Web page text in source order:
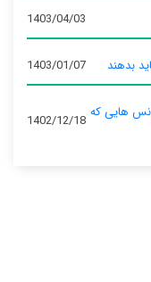
1403/04/03
بدهند 1403/01/07
هایی که 1402/12/18